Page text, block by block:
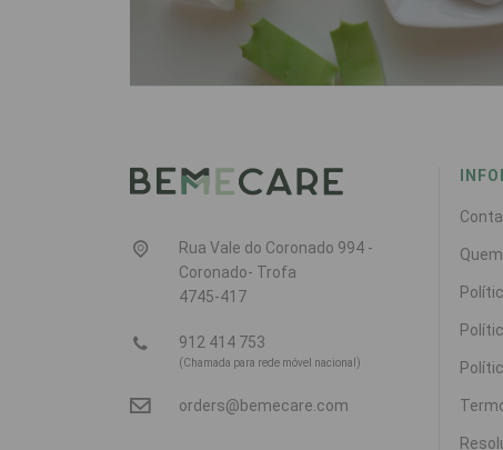
Rua Vale do Coronado 994 -
Coronado- Trofa
4745-417
912 414 753
(Chamada para rede móvel nacional)
orders@bemecare.com